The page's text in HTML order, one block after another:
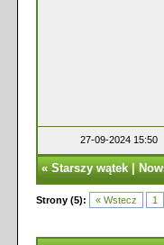
27-09-2024 15:50
«Starszy wątek|
Strony (5): « Wstecz 1